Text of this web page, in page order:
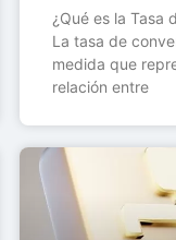
¿Qué es la Tasa
La tasa de
medida que
relación entre